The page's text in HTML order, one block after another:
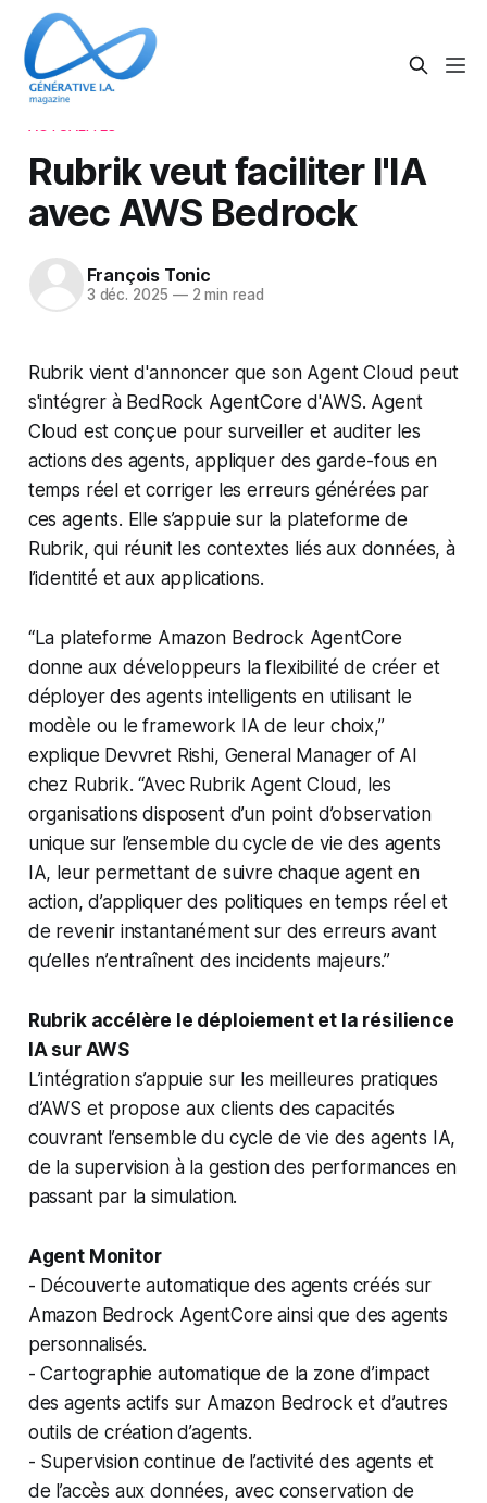
Rubrik veut faciliter l'IA
avec AWS Bedrock
François Tonic
3 déc. 2025 —2 min read
Rubrik vient d'annoncer que son Agent Cloud peut
s'intégrer à BedRock AgentCore d'AWS. Agent
Cloud est conçue pour surveiller et auditer les
actions des agents, appliquer des garde-fous en
temps réel et corriger les erreurs générées par
ces agents. Elle s’appuie sur la plateforme de
Rubrik, qui réunit les contextes liés aux données, à
l’identité et aux applications.
“La plateforme Amazon Bedrock AgentCore
donne aux développeurs la flexibilité de créer et
déployer des agents intelligents en utilisant le
modèle ou le framework IA de leur choix,”
explique Devvret Rishi, General Manager of AI
chez Rubrik. “Avec Rubrik Agent Cloud, les
organisations disposent d’un point d’observation
unique sur l’ensemble du cycle de vie des agents
IA, leur permettant de suivre chaque agent en
action, d’appliquer des politiques en temps réel et
de revenir instantanément sur des erreurs avant
qu’elles n’entraînent des incidents majeurs.”
Rubrik accélère le déploiement et la résilience
IA sur AWS
L’intégration s’appuie sur les meilleures pratiques
d’AWS et propose aux clients des capacités
couvrant l’ensemble du cycle de vie des agents IA,
de la supervision à la gestion des performances en
passant par la simulation.
Agent Monitor
- Découverte automatique des agents créés sur
Amazon Bedrock AgentCore ainsi que des agents
personnalisés.
- Cartographie automatique de la zone d’impact
des agents actifs sur Amazon Bedrock et d’autres
outils de création d’agents.
- Supervision continue de l’activité des agents et
de l’accès aux données, avec conservation de